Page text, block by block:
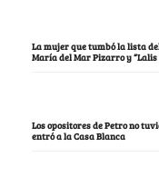
La mujer que tumbó la lista
María del Mar Pizarro y “Lalis
Los opositores de Petro no
entró a la Casa Blanca